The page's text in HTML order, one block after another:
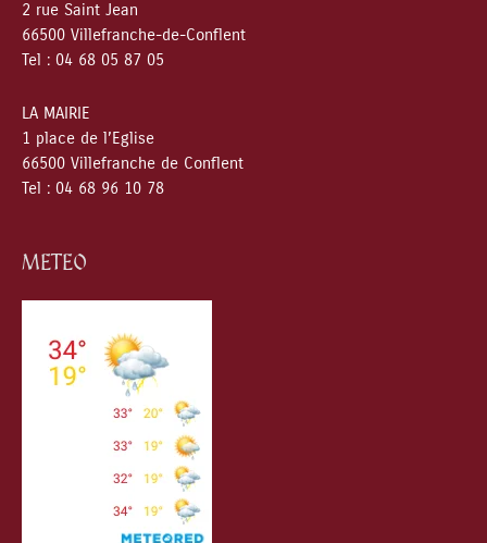
2 rue Saint Jean
66500 Villefranche-de-Conflent
Tel : 04 68 05 87 05
LA MAIRIE
1 place de l’Eglise
66500 Villefranche de Conflent
Tel : 04 68 96 10 78
METEO